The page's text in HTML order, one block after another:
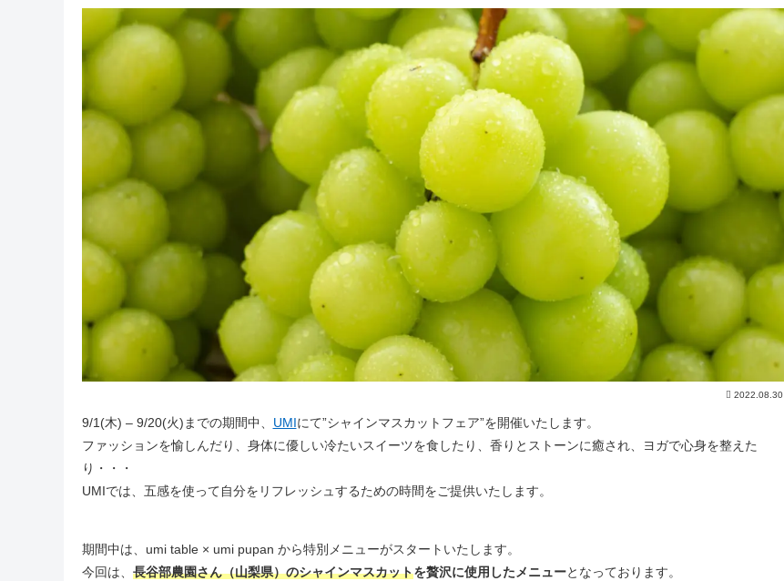
2022.08.30
9/1(木) – 9/20(火)までの期間中、 UMIにて”シャインマスカットフェア”を開催いたします。
ファッションを愉しんだり、身体に優しい冷たいスイーツを食したり、香りとストーンに癒され、ヨガで心身を整えた
り・・・
UMIでは、五感を使って自分をリフレッシュするための時間をご提供いたします。
期間中は、umi table × umi pupan から特別メニューがスタートいたします。
今回は、 長谷部農園さん（山梨県）のシャインマスカットを贅沢に使用したメニューとなっております。